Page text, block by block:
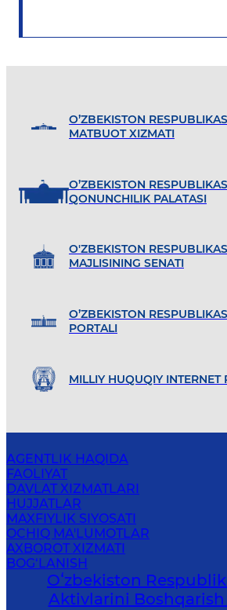
O’ZBEKISTON
MATBUOT XIZMATI
O’ZBEKISTON
QONUNCHILIK PALATASI
O'ZBEKISTON
MAJLISINING SENATI
O’ZBEKISTON
PORTALI
MILLIY HUQUQIY INTERNET
AGENTLIK HAQIDA
FAOLIYAT
DAVLAT XIZMATLARI
HUJJATLAR
MAXFIYLIK SIYOSATI
OCHIQ MA'LUMOTLAR
AXBOROT XIZMATI
BOG‘LANISH
Oʻzbekiston
Aktivlarini